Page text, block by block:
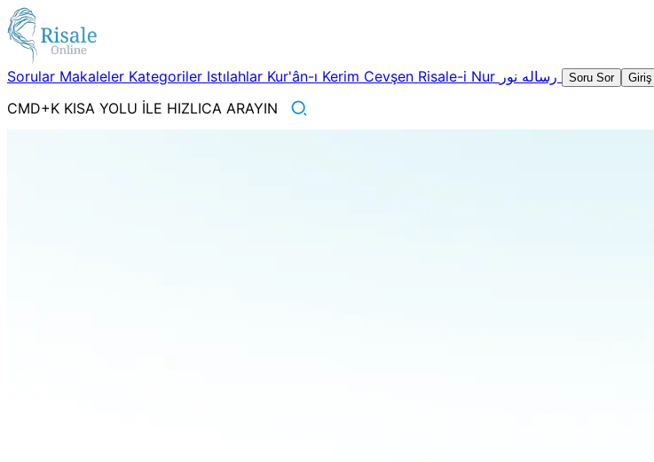
Sorular Makaleler Kategoriler Istılahlar Kur'ân-ı Kerim Cevşen Risale-i Nur Soru Sor
CMD+K KISA YOLU İLE HIZLICA ARAYIN